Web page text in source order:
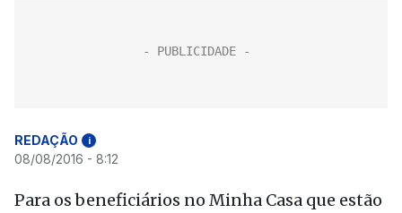
REDAÇÃO i
08/08/2016 - 8:12
Para os beneficiários no Minha Casa que estão